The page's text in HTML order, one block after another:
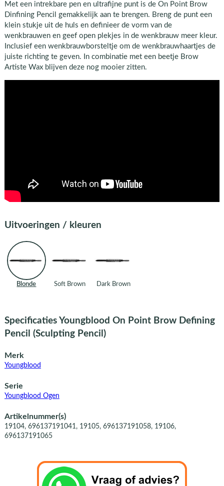
Met een intrekbare pen en ultrafijne punt is de On Point Brow
Dinfining Pencil gemakkelijk aan te brengen. Breng de punt een
klein stukje uit de huls en definieer de vorm van de
wenkbrauwen en geef open plekjes in de wenkbrauw meer kleur.
Inclusief een wenkbrauwborsteltje om de wenkbrauwhaartjes de
juiste richting te geven. In combinatie met een beetje Brow
Artiste Wax blijven deze nog mooier zitten.
Uitvoeringen / kleuren
Blonde Soft Brown Dark Brown
Specificaties Youngblood On Point Brow Defining
Pencil (Sculpting Pencil)
Merk
Youngblood
Serie
Youngblood Ogen
Artikelnummer(s)
19104, 696137191041, 19105, 696137191058, 19106,
696137191065